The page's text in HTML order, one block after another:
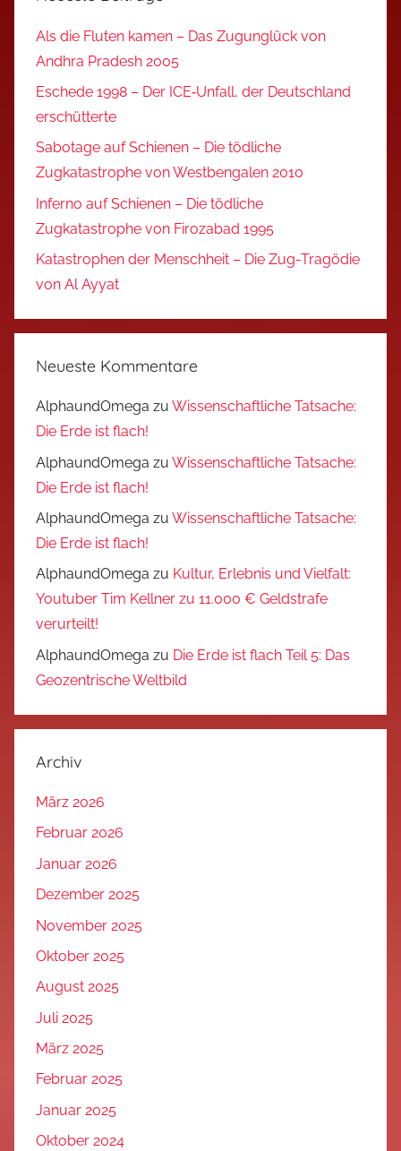
Als die Fluten kamen – Das Zugunglück von
Andhra Pradesh 2005
Eschede 1998 – Der ICE‑Unfall, der Deutschland
erschütterte
Sabotage auf Schienen – Die tödliche
Zugkatastrophe von Westbengalen 2010
Inferno auf Schienen – Die tödliche
Zugkatastrophe von Firozabad 1995
Katastrophen der Menschheit – Die Zug-Tragödie
von Al Ayyat
Neueste Kommentare
AlphaundOmega zu Wissenschaftliche Tatsache:
Die Erde ist flach!
AlphaundOmega zu Wissenschaftliche Tatsache:
Die Erde ist flach!
AlphaundOmega zu Wissenschaftliche Tatsache:
Die Erde ist flach!
AlphaundOmega zu Kultur, Erlebnis und Vielfalt:
Youtuber Tim Kellner zu 11.000 € Geldstrafe
verurteilt!
AlphaundOmega zu Die Erde ist flach Teil 5: Das
Geozentrische Weltbild
Archiv
März 2026
Februar 2026
Januar 2026
Dezember 2025
November 2025
Oktober 2025
August 2025
Juli 2025
März 2025
Februar 2025
Januar 2025
Oktober 2024